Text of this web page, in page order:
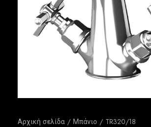
Tελειωματα
Που να αγορασετε
Αρχική σελίδα Μπάνιο TR320/18